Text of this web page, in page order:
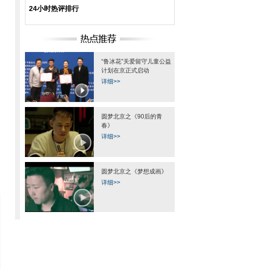
24小时热评排行
“鲁冰花”关爱留守儿童公益
计划在京正式启动
详细>>
圆梦北京之《90后的青
春》
详细>>
圆梦北京之《梦想成画》
详细>>